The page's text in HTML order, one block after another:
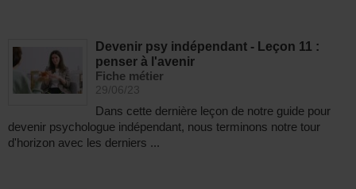
Devenir psy indépendant - Leçon 11 :
penser à l'avenir
Fiche métier
29/06/23
Dans cette dernière leçon de notre guide pour
devenir psychologue indépendant, nous terminons notre tour
d'horizon avec les derniers ...